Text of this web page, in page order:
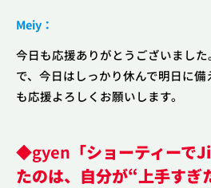
Meiy：
今日も応援ありがとうございまし
で、今日はしっかり休んで明日に
も応援よろしくお願いします。
◆gyen 「ショーティー
たのは、自分が“上手すぎ